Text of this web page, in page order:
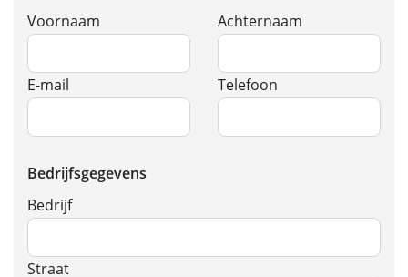
Voornaam
Achternaam
E-mail Telefoon
Bedrijfsgegevens
Bedrijf
Straat